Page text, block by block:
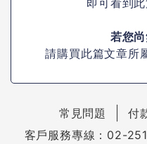
若您
請購買此篇文章所
常見問題 付
客戶服務專線：02-